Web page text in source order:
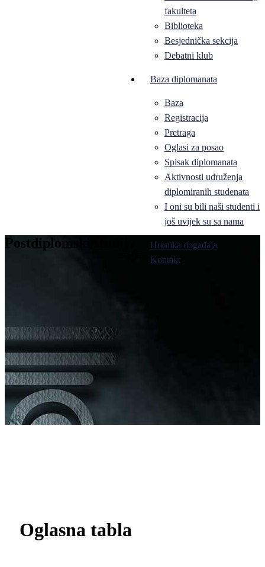
fakulteta
Biblioteka
Besjednička sekcija
Debatni klub
Baza diplomanata
Baza
Registracija
Pretraga
Oglasi za posao
Spisak diplomanata
Aktivnosti udruženja
diplomiranih studenata
I oni su bili naši studenti i
još uvijek su sa nama
Hronika događaja
Kontakt
Postdiplomski studij
Oglasna tabla